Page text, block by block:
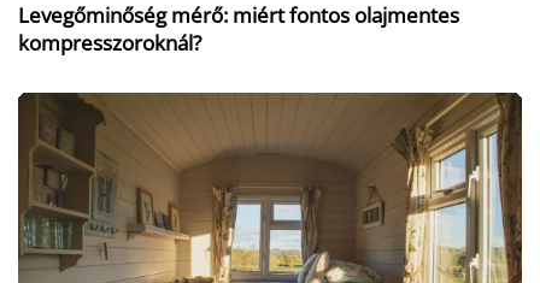
Levegőminőség mérő: miért fontos olajmentes
kompresszoroknál?